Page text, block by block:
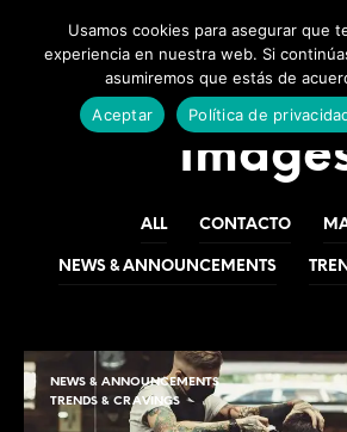
ALL CONTACTO
NEWS & ANNOUNCEMENTS
NEWS & ANNOUNCEMENTS
TRENDS & CRAVINGS
Usamos cookies para asegurar que
experiencia en nuestra web. Si
asumiremos que estás de
Aceptar
Política de